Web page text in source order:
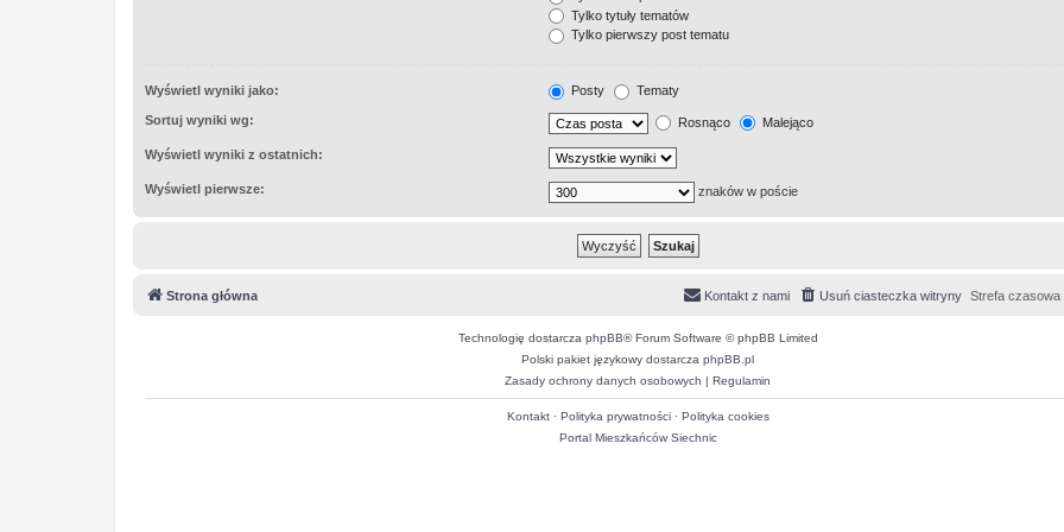
Tylko tytuły tematów
Tylko pierwszy post tematu
Wyświetl wyniki jako: Posty Tematy
Sortuj wyniki wg: Rosnąco Malejąco
Wyświetl wyniki z ostatnich:
Wyświetl pierwsze: znaków w poście
Strona główna Strefa czasowa
Usuń ciasteczka witryny
Kontakt z nami
Technologię dostarcza phpBB® Forum Software © phpBB Limited
Polski pakiet językowy dostarcza phpBB.pl
Zasady ochrony danych osobowych | Regulamin
Kontakt· Polityka prywatności· Polityka cookies
Portal Mieszkańców Siechnic